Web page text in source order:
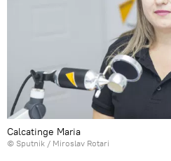
Calcatinge Maria
© Sputnik / Miroslav Rotari